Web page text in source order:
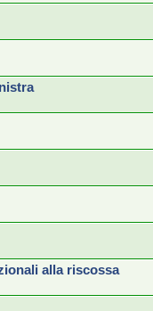
alla riscossa